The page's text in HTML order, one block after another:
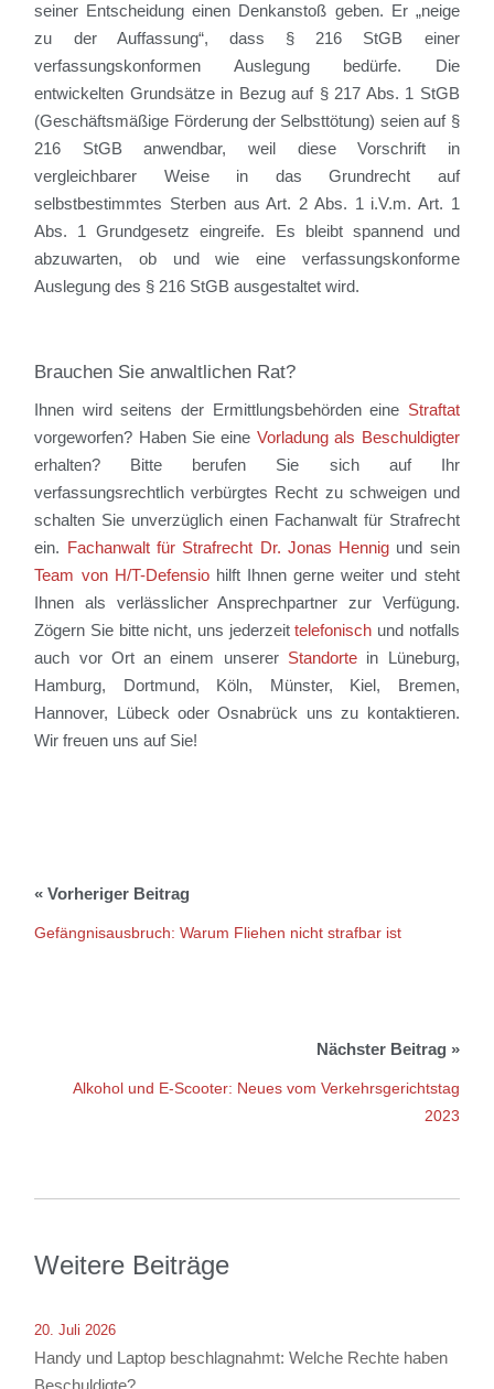
seiner Entscheidung einen Denkanstoß geben. Er „neige
zu der Auffassung“, dass § 216 StGB einer
verfassungskonformen Auslegung bedürfe. Die
entwickelten Grundsätze in Bezug auf § 217 Abs. 1 StGB
(Geschäftsmäßige Förderung der Selbsttötung) seien auf §
216 StGB anwendbar, weil diese Vorschrift in
vergleichbarer Weise in das Grundrecht auf
selbstbestimmtes Sterben aus Art. 2 Abs. 1 i.V.m. Art. 1
Abs. 1 Grundgesetz eingreife. Es bleibt spannend und
abzuwarten, ob und wie eine verfassungskonforme
Auslegung des § 216 StGB ausgestaltet wird.
Brauchen Sie anwaltlichen Rat?
Ihnen wird seitens der Ermittlungsbehörden eine Straftat
vorgeworfen? Haben Sie eine Vorladung als Beschuldigter
erhalten? Bitte berufen Sie sich auf Ihr
verfassungsrechtlich verbürgtes Recht zu schweigen und
schalten Sie unverzüglich einen Fachanwalt für Strafrecht
ein. Fachanwalt für Strafrecht Dr. Jonas Hennig und sein
Team von H/T-Defensiohilft Ihnen gerne weiter und steht
Ihnen als verlässlicher Ansprechpartner zur Verfügung.
Zögern Sie bitte nicht, uns jederzeittelefonisch und notfalls
auch vor Ort an einem unserer Standorte in Lüneburg,
Hamburg, Dortmund, Köln, Münster, Kiel, Bremen,
Hannover, Lübeck oder Osnabrück uns zu kontaktieren.
Wir freuen uns auf Sie!
Gefängnisausbruch: Warum Fliehen nicht strafbar ist
Alkohol und E-Scooter: Neues vom Verkehrsgerichtstag
2023
Weitere Beiträge
20. Juli 2026
Handy und Laptop beschlagnahmt: Welche Rechte haben